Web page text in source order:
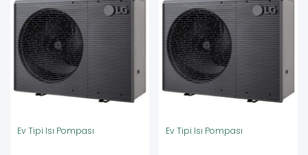
Ev Tipi Isı Pompası Ev Tipi Isı Pompası